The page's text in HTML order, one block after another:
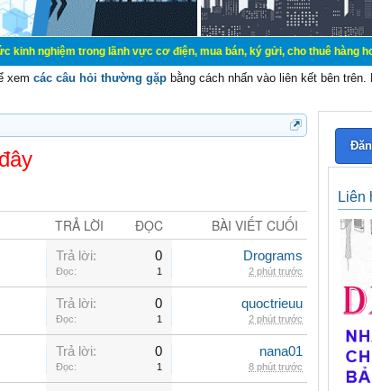
trong lãnh vực cơ điện, mua bán, ký gửi, cho thuê hàng hoá
xem các câu hỏi thường gặp bằng cách nhấn vào liên kết bên trên.
TRẢ LỜI ĐỌC BÀI VIẾT CUỐI
Trả lời: 0
Đọc: 1
Drograms
2 phút trước
Trả lời: 0
Đọc: 1
quoctrieuu
2 phút trước
Trả lời: 0
Đọc: 1
nana01
8 phút trước
Liên